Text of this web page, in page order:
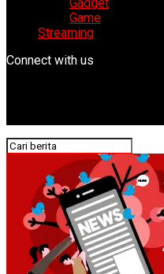
Game
Streaming
Connect with us